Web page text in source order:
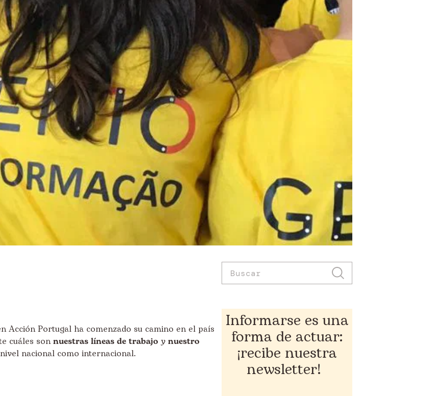
Acción Portugal ha comenzado su camino en el país
cuáles sonnuestras líneas de trabajo y nuestro
nacional como internacional.
Informarse es una
forma de actuar:
¡recibe nuestra
newsletter!